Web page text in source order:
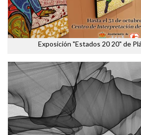
Exposición "Estados 20 20" de